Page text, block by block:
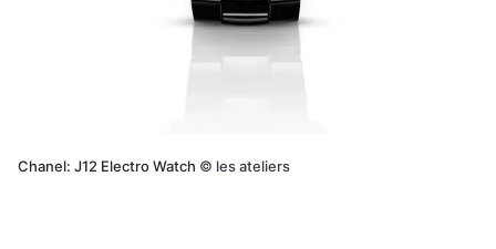
Chanel: J12 Electro Watch © les ateliers